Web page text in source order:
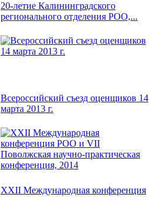
20-летие Калининградского
регионального отделения РОО,...
Всероссийский съезд оценщиков 14
марта 2013 г.
XXII Международная конференция